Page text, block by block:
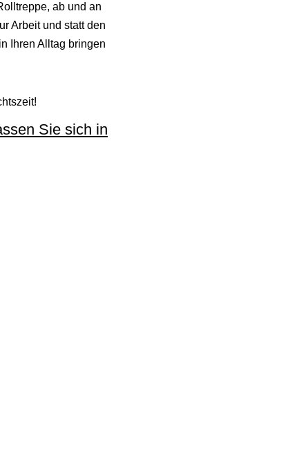
ab und an
Arbeit und statt den
Ihren Alltag bringen
Sie sich in